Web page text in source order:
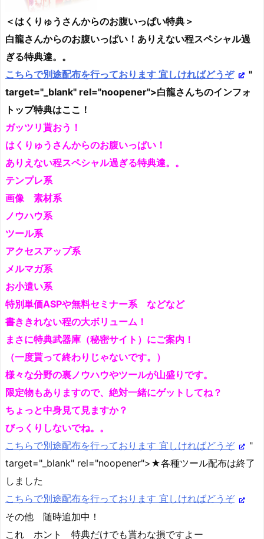
＜はくりゅうさんからのお腹いっぱい特典＞
白龍さんからのお腹いっぱい！ありえない程スペシャル過
ぎる特典達。。
こちらで別途配布を行っております 宜しければどうぞ
"
target="_blank" rel="noopener">白龍さんちのインフォ
トップ特典はここ！
ガッツリ貰おう！
はくりゅうさんからのお腹いっぱい！
ありえない程スペシャル過ぎる特典達。。
テンプレ系
画像 素材系
ノウハウ系
ツール系
アクセスアップ系
メルマガ系
お小遣い系
特別単価ASPや無料セミナー系 などなど
書ききれない程の大ボリューム！
まさに特典武器庫（秘密サイト）にご案内！
（一度貰って終わりじゃないです。）
様々な分野の裏ノウハウやツールが山盛りです。
限定物もありますので、絶対一緒にゲットしてね？
ちょっと中身見て見ますか？
びっくりしないでね。。
こちらで別途配布を行っております 宜しければどうぞ
"
target="_blank" rel="noopener">★各種ツール配布は終了
しました
こちらで別途配布を行っております 宜しければどうぞ
その他 随時追加中！
これ ホント 特典だけでも貰わな損ですよー